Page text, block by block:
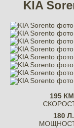
KIA
195
180